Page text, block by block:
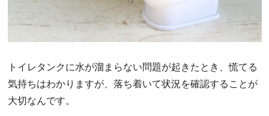
トイレタンクに水が溜まらない問題が起きたとき、慌てる
気持ちはわかりますが、落ち着いて状況を確認することが
大切なんです。